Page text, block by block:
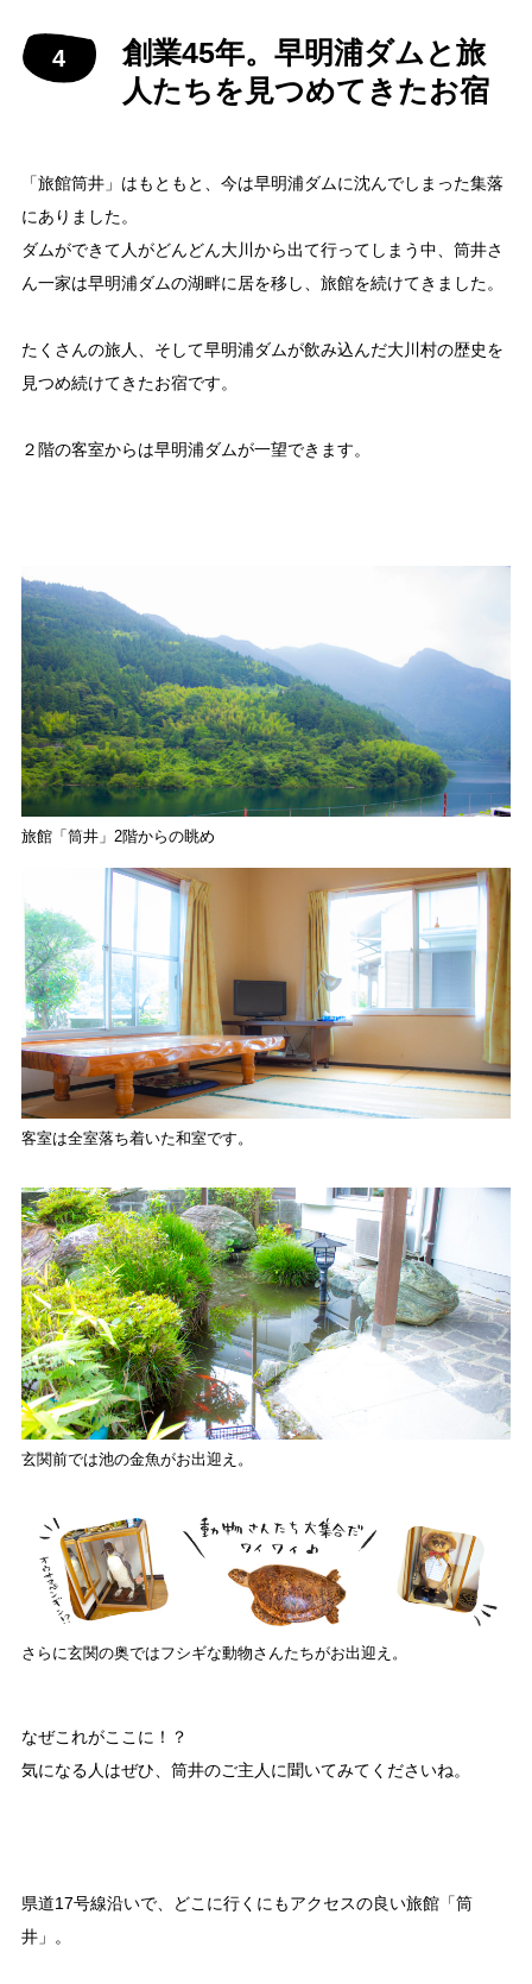
創業45年。早明浦ダムと旅
人たちを見つめてきたお宿
「旅館筒井」はもともと、今は早明浦ダムに沈んでしまった集落
にありました。
ダムができて人がどんどん大川から出て行ってしまう中、筒井さ
ん一家は早明浦ダムの湖畔に居を移し、旅館を続けてきました。
たくさんの旅人、そして早明浦ダムが飲み込んだ大川村の歴史を
見つめ続けてきたお宿です。
２階の客室からは早明浦ダムが一望できます。
旅館「筒井」2階からの眺め
客室は全室落ち着いた和室です。
玄関前では池の金魚がお出迎え。
さらに玄関の奥ではフシギな動物さんたちがお出迎え。
なぜこれがここに！？
気になる人はぜひ、筒井のご主人に聞いてみてくださいね。
県道17号線沿いで、どこに行くにもアクセスの良い旅館「筒
井」。